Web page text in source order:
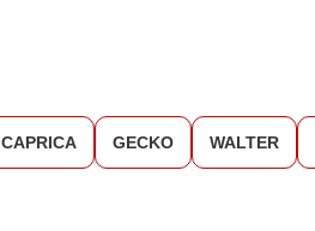
CAPRICA GECKO WALTER